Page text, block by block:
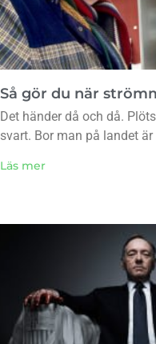
Så gör du när
Det händer då och då.
svart. Bor man på landet
Läs mer